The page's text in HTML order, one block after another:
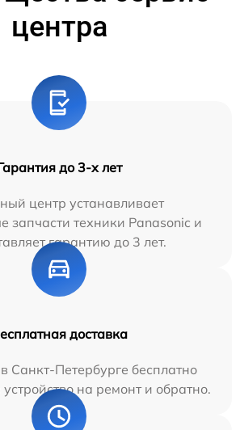
центра
до 3-х лет
центр устанавливает
запчасти техники Panasonic и
гарантию до 3 лет.
доставка
Санкт-Петербурге бесплатно
на ремонт и обратно.